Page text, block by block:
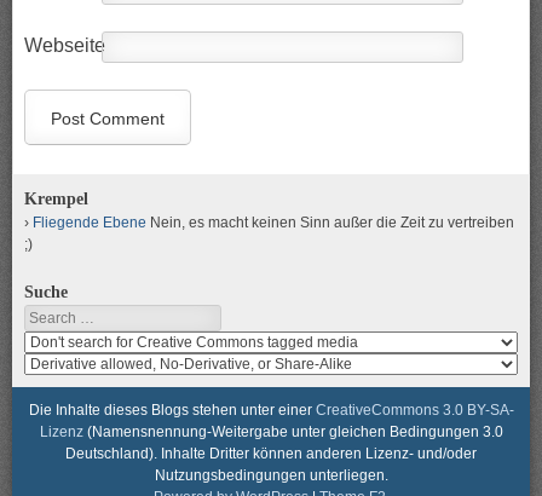
Webseite
Krempel
Fliegende Ebene Nein, es macht keinen Sinn außer die Zeit zu vertreiben
;)
Suche
Search
Search
media
for
usage
rights
search
media
for
modification
Die Inhalte dieses Blogs stehen unter einer CreativeCommons 3.0 BY-SA-
Lizenz(Namensnennung-Weitergabe unter gleichen Bedingungen 3.0
Deutschland). Inhalte Dritter können anderen Lizenz- und/oder
Nutzungsbedingungen unterliegen.